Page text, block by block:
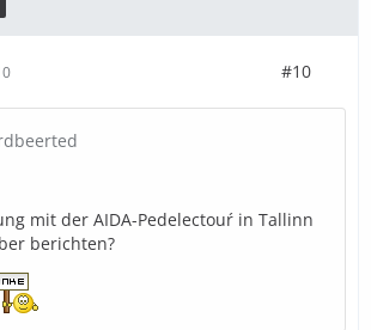
#10
mit der AIDA-Pedelectouŕ in Tallinn
berichten?